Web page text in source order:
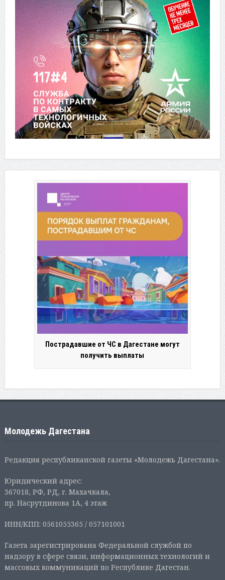
Пострадавшие от ЧС в Дагестане могут
получить выплаты
Молодежь Дагестана
Редакция республиканской газеты «Молодежь Дагестана».
Юридический адрес:
367018, РФ, РД, г. Махачкала,
пр. Насрутдинова 1А, 4 этаж
ИНН/КПП: 0561055365 / 057101001
Газета зарегистрирована Федеральной службой по
надзору в сфере связи, информационных технологий и
массовых коммуникаций по Республике Дагестан.